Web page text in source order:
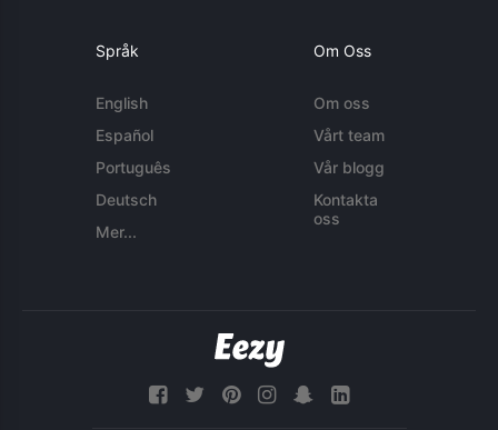
Språk
English
Español
Português
Deutsch
Mer...
Om Oss
Om oss
Vårt team
Vår blogg
Kontakta
oss